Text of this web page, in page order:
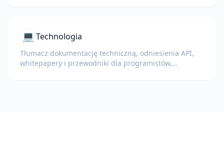
💻 Technologia
Tłumacz dokumentację techniczną, odniesienia API,
whitepapery i przewodniki dla programistów,